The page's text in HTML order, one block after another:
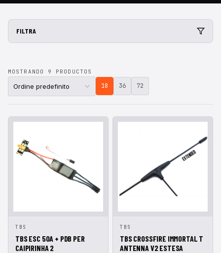
FILTRA
MOSTRANDO 9 PRODUCTOS
18 36 72
ANTEPRIMA
CARRELLO
TBS
TBS ESC 50A + PDB PER
CAIPIRINHA 2
ANTEPRIMA
CARRELLO
TBS
TBS CROSSFIRE IMMORTAL T
ANTENNA V2 ESTESA